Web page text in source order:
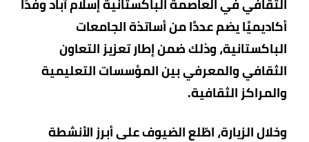
أكاديميًا يضم عددًا من أساتذة الجامعات
الباكستانية، وذلك ضمن إطار تعزيز التعاون
الثقافي والمعرفي بين المؤسسات التعليمية
والمراكز الثقافية.
وخلال الزيارة، اطّلع الضيوف على أبرز الأنشطة